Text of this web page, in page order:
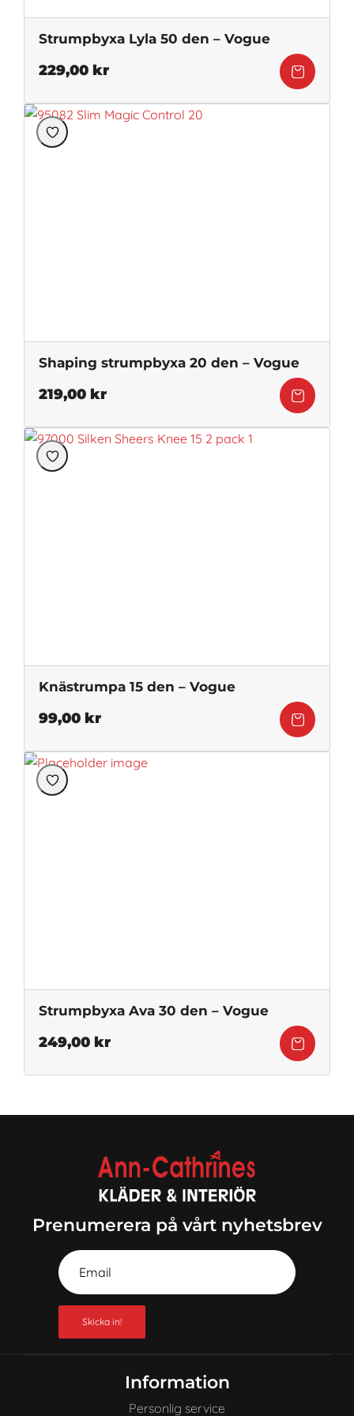
Strumpbyxa Lyla 50 den – Vogue
229,00 kr
Shaping strumpbyxa 20 den – Vogue
219,00 kr
Knästrumpa 15 den – Vogue
99,00 kr
Strumpbyxa Ava 30 den – Vogue
249,00 kr
Prenumerera på vårt nyhetsbrev
Skicka in!
Information
Personlig service